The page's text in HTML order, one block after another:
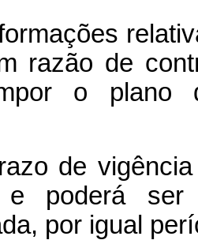
razão de
o plano
de
poderá ser
por igual